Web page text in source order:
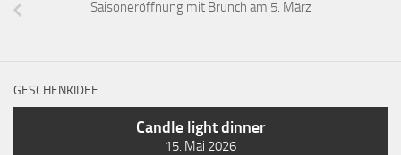
Saisoneröffnung mit Brunch am 5. März
GESCHENKIDEE
Candle light dinner
15. Mai 2026